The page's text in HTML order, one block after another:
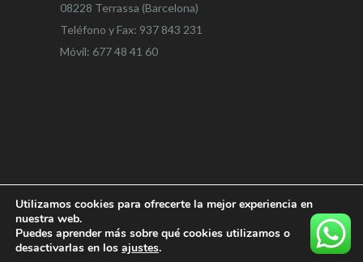
08228 Terrassa (Barcelona)
Teléfono y Fax: 937 843 231
Móvil: 677 48 41 60
Utilizamos cookies para ofrecerte la mejor experiencia en
nuestra web.
Puedes aprender más sobre qué cookies utilizamos o
desactivarlas en los ajustes.